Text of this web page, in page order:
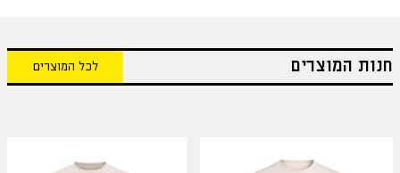
חנות המוצרים לכל המוצרים